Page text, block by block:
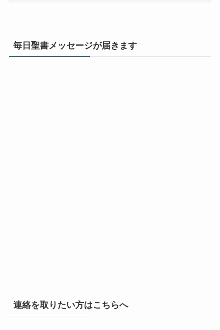
毎日聖書メッセージが届きます
連絡を取りたい方はこちらへ